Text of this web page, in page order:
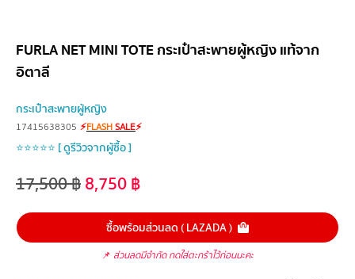
FURLA NET MINI TOTE กระเป๋าสะพายผู้หญิง แท้จาก
อิตาลี
กระเป๋าสะพายผู้หญิง
17415638305 ⚡FLASHSALE⚡
⭐⭐⭐⭐⭐ [ ดูรีวิวจากผู้ซื้อ ]
17,500฿8,750฿
ซื้อพร้อมส่วนลด ( LAZADA )
📌 ส่วนลดมีจำกัด กดใส่ตะกร้าไว้ก่อนนะคะ